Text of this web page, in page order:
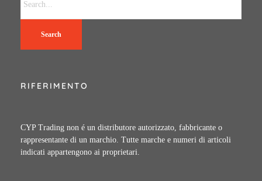
Search
RIFERIMENTO
CYP Trading non é un distributore autorizzato, fabbricante o
rappresentante di un marchio. Tutte marche e numeri di articoli
indicati appartengono ai proprietari.